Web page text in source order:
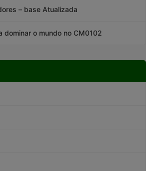
– base Atualizada
dominar o mundo no CM0102